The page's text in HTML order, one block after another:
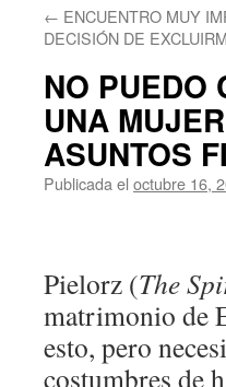
← ENCUENTRO MUY
DECISIÓN DE
NO PUEDO
UNA
ASUNTOS
Publicada el octubre 16,
Pielorz (The
matrimonio de
esto, pero
costumbres de